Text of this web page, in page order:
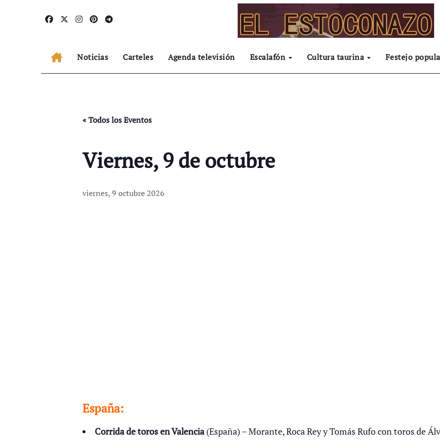
Noticias Carteles Agenda televisión Escalafón Cultura taurina Festejo
« Todos los Eventos
Viernes, 9 de octubre
viernes, 9 octubre 2026
España:
Corrida de toros en Valencia(España) – Morante, Roca Rey y Tomás Rufo con toros de